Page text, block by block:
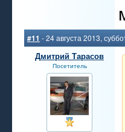
#11 - 24 августа 2013,
Дмитрий Тарасов
Посетитель